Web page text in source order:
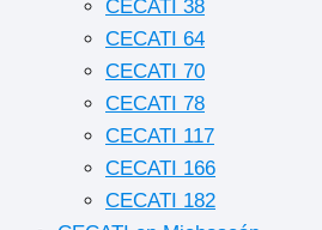
CECATI 38
CECATI 64
CECATI 70
CECATI 78
CECATI 117
CECATI 166
CECATI 182